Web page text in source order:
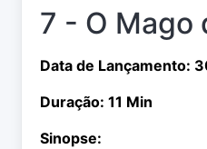
7 - O Mago
Data de Lançamento:
Duração: 11 Min
Sinopse: